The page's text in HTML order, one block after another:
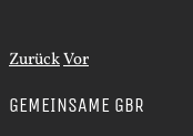
ZurückVor
GEMEINSAME GBR